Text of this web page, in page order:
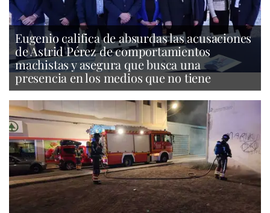
Eugenio califica de absurdas las acusaciones
de Astrid Pérez de comportamientos
machistas y asegura que busca una
presencia en los medios que no tiene